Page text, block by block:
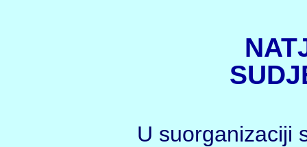
U suorganizaciji